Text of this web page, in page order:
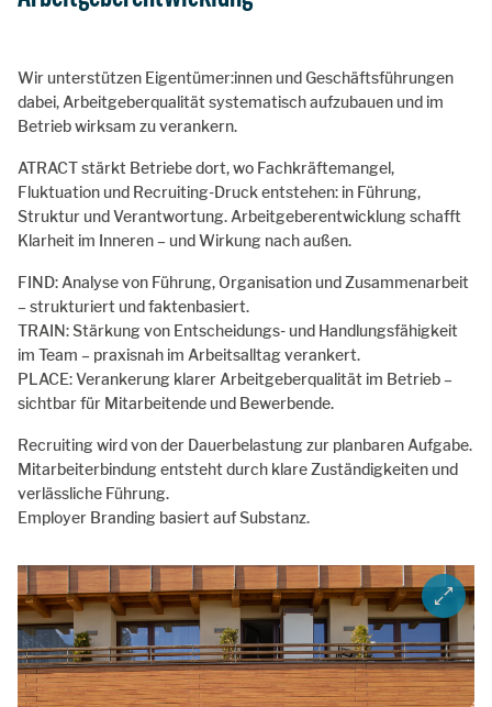
Wir unterstützen Eigentümer:innen und Geschäftsführungen
dabei, Arbeitgeberqualität systematisch aufzubauen und im
Betrieb wirksam zu verankern.
ATRACT stärkt Betriebe dort, wo Fachkräftemangel,
Fluktuation und Recruiting-Druck entstehen: in Führung,
Struktur und Verantwortung. Arbeitgeberentwicklung schafft
Klarheit im Inneren – und Wirkung nach außen.
FIND: Analyse von Führung, Organisation und Zusammenarbeit
– strukturiert und faktenbasiert.
TRAIN: Stärkung von Entscheidungs- und Handlungsfähigkeit
im Team – praxisnah im Arbeitsalltag verankert.
PLACE: Verankerung klarer Arbeitgeberqualität im Betrieb –
sichtbar für Mitarbeitende und Bewerbende.
Recruiting wird von der Dauerbelastung zur planbaren Aufgabe.
Mitarbeiterbindung entsteht durch klare Zuständigkeiten und
verlässliche Führung.
Employer Branding basiert auf Substanz.
ZOOM